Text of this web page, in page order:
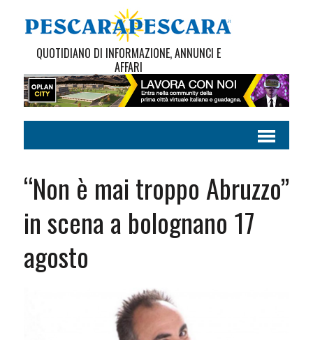
QUOTIDIANO DI INFORMAZIONE, ANNUNCI E
AFFARI
“Non è mai troppo Abruzzo”
in scena a bolognano 17
agosto